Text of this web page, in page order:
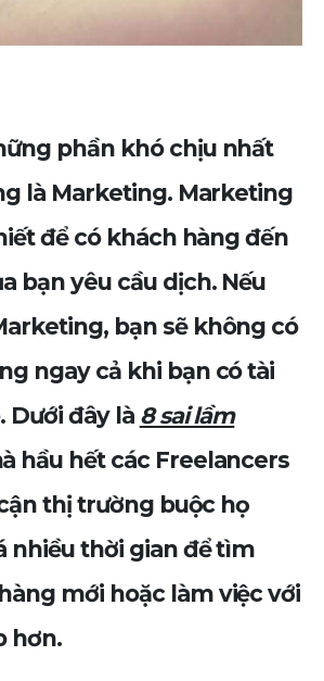
phần khó chịu nhất
là Marketing. Marketing
để có khách hàng đến
bạn yêu cầu dịch. Nếu
bạn sẽ không có
ngay cả khi bạn có tài
Dưới đây là 8 sai lầm
hầu hết các Freelancers
thị trường buộc họ
nhiều thời gian để tìm
mới hoặc làm việc với
hơn.